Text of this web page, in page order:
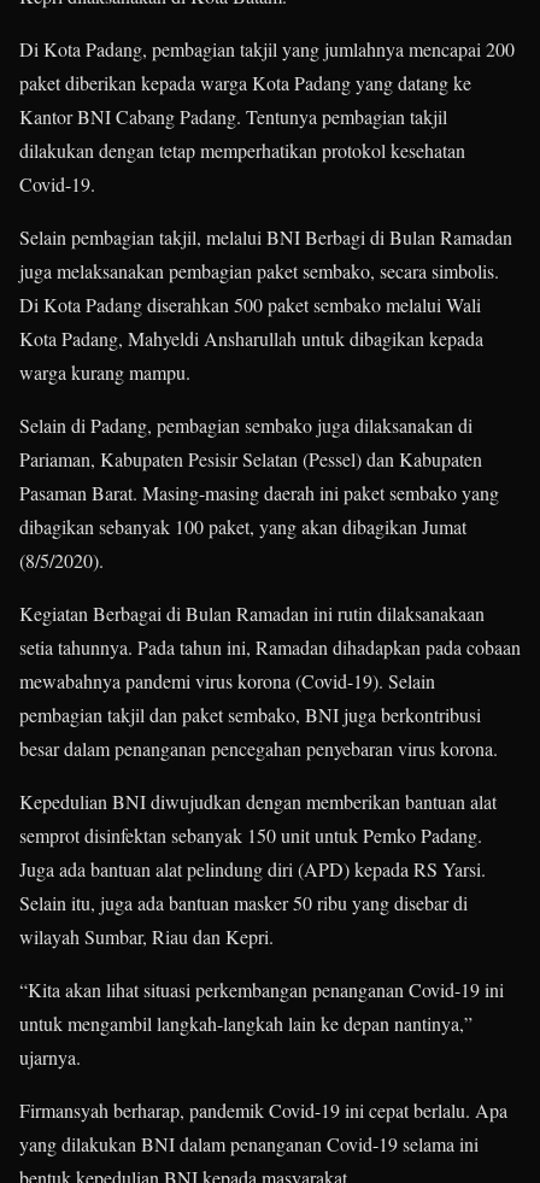
Di Kota Padang, pembagian takjil yang jumlahnya mencapai 200
paket diberikan kepada warga Kota Padang yang datang ke
Kantor BNI Cabang Padang. Tentunya pembagian takjil
dilakukan dengan tetap memperhatikan protokol kesehatan
Covid-19.
Selain pembagian takjil, melalui BNI Berbagi di Bulan Ramadan
juga melaksanakan pembagian paket sembako, secara simbolis.
Di Kota Padang diserahkan 500 paket sembako melalui Wali
Kota Padang, Mahyeldi Ansharullah untuk dibagikan kepada
warga kurang mampu.
Selain di Padang, pembagian sembako juga dilaksanakan di
Pariaman, Kabupaten Pesisir Selatan (Pessel) dan Kabupaten
Pasaman Barat. Masing-masing daerah ini paket sembako yang
dibagikan sebanyak 100 paket, yang akan dibagikan Jumat
(8/5/2020).
Kegiatan Berbagai di Bulan Ramadan ini rutin dilaksanakaan
setia tahunnya. Pada tahun ini, Ramadan dihadapkan pada cobaan
mewabahnya pandemi virus korona (Covid-19). Selain
pembagian takjil dan paket sembako, BNI juga berkontribusi
besar dalam penanganan pencegahan penyebaran virus korona.
Kepedulian BNI diwujudkan dengan memberikan bantuan alat
semprot disinfektan sebanyak 150 unit untuk Pemko Padang.
Juga ada bantuan alat pelindung diri (APD) kepada RS Yarsi.
Selain itu, juga ada bantuan masker 50 ribu yang disebar di
wilayah Sumbar, Riau dan Kepri.
“Kita akan lihat situasi perkembangan penanganan Covid-19 ini
untuk mengambil langkah-langkah lain ke depan nantinya,”
ujarnya.
Firmansyah berharap, pandemik Covid-19 ini cepat berlalu. Apa
yang dilakukan BNI dalam penanganan Covid-19 selama ini
bentuk kepedulian BNI kepada masyarakat.